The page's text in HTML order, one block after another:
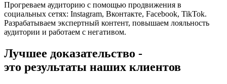
Прогреваем аудиторию с помощью продвижения в
социальных сетях: Instagram, Вконтакте, Facebook, TikTok.
Разрабатываем экспертный контент, повышаем лояльность
аудитории и работаем с негативом.
Лучшее доказательство -
это результаты наших клиентов